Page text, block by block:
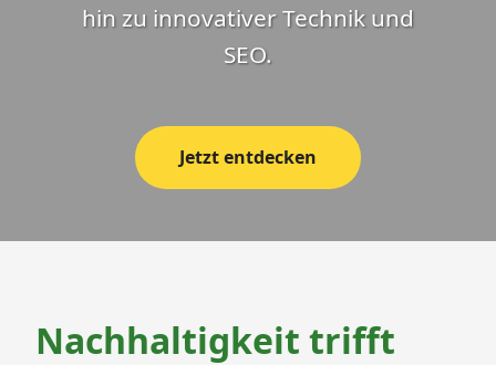
hin zu innovativer Technik und
SEO.
Jetzt entdecken
Nachhaltigkeit trifft